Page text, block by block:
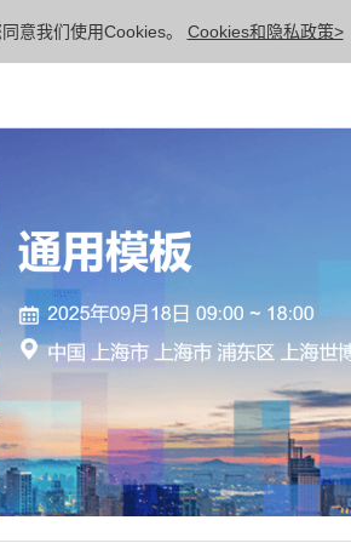
意我们使用Cookies。 Cookies和隐私政策>